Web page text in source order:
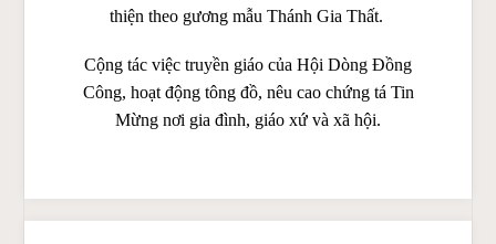
thiện theo gương mẫu Thánh Gia Thất.
Cộng tác việc truyền giáo của Hội Dòng Đồng
Công, hoạt động tông đồ, nêu cao chứng tá Tin
Mừng nơi gia đình, giáo xứ và xã hội.